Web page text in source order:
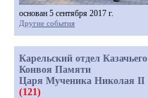
основан 5 сентября 2017 г.
Другие события
Карельский отдел Казачьего
Конвоя Памяти
Царя Мученика Николая II
(121)